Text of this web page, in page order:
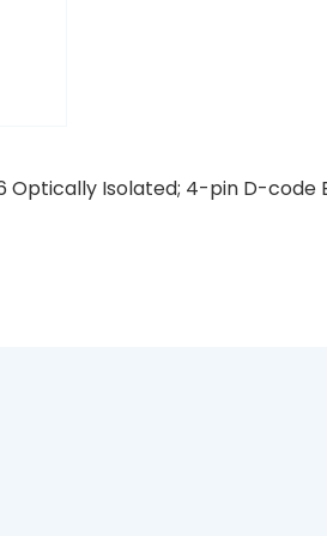
Optically Isolated; 4-pin D-